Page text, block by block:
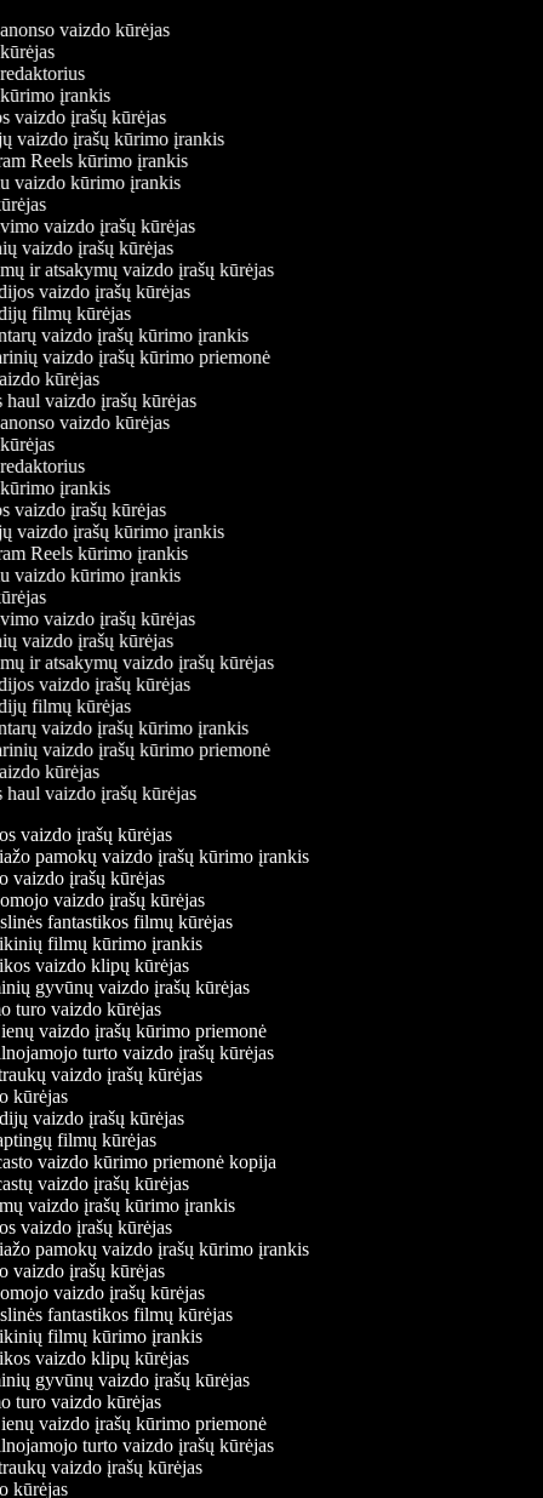
anonso vaizdo kūrėjas
kūrėjas
redaktorius
kūrimo įrankis
vaizdo įrašų kūrėjas
vaizdo įrašų kūrimo įrankis
Reels kūrimo įrankis
vaizdo kūrimo įrankis
vaizdo įrašų kūrėjas
vaizdo įrašų kūrėjas
ir atsakymų vaizdo įrašų kūrėjas
vaizdo įrašų kūrėjas
filmų kūrėjas
vaizdo įrašų kūrimo įrankis
vaizdo įrašų kūrimo priemonė
kūrėjas
haul vaizdo įrašų kūrėjas
anonso vaizdo kūrėjas
kūrėjas
redaktorius
kūrimo įrankis
vaizdo įrašų kūrėjas
vaizdo įrašų kūrimo įrankis
Reels kūrimo įrankis
vaizdo kūrimo įrankis
vaizdo įrašų kūrėjas
vaizdo įrašų kūrėjas
ir atsakymų vaizdo įrašų kūrėjas
vaizdo įrašų kūrėjas
filmų kūrėjas
vaizdo įrašų kūrimo įrankis
vaizdo įrašų kūrimo priemonė
kūrėjas
haul vaizdo įrašų kūrėjas
vaizdo įrašų kūrėjas
pamokų vaizdo įrašų kūrimo įrankis
vaizdo įrašų kūrėjas
vaizdo įrašų kūrėjas
fantastikos filmų kūrėjas
filmų kūrimo įrankis
vaizdo klipų kūrėjas
gyvūnų vaizdo įrašų kūrėjas
turo vaizdo kūrėjas
vaizdo įrašų kūrimo priemonė
turto vaizdo įrašų kūrėjas
vaizdo įrašų kūrėjas
kūrėjas
vaizdo įrašų kūrėjas
filmų kūrėjas
vaizdo kūrimo priemonė kopija
vaizdo įrašų kūrėjas
vaizdo įrašų kūrimo įrankis
vaizdo įrašų kūrėjas
pamokų vaizdo įrašų kūrimo įrankis
vaizdo įrašų kūrėjas
vaizdo įrašų kūrėjas
fantastikos filmų kūrėjas
filmų kūrimo įrankis
vaizdo klipų kūrėjas
gyvūnų vaizdo įrašų kūrėjas
turo vaizdo kūrėjas
vaizdo įrašų kūrimo priemonė
turto vaizdo įrašų kūrėjas
vaizdo įrašų kūrėjas
kūrėjas